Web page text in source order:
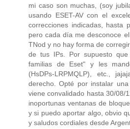
mi caso son muchas, (soy
usando ESET-AV con el
correcciones indicadas, hasta
pero cada día me desconoce
TNod y no hay forma de
de tus IPs. Por supuesto
familias de Eset" y les
(HsDPs-LRPMQLP), etc.,
derecho. Opté por instalar
viene convalidado hasta 30/08/
inoportunas ventanas de
y si puedo aportar algo, obvio
y saludos cordiales desde